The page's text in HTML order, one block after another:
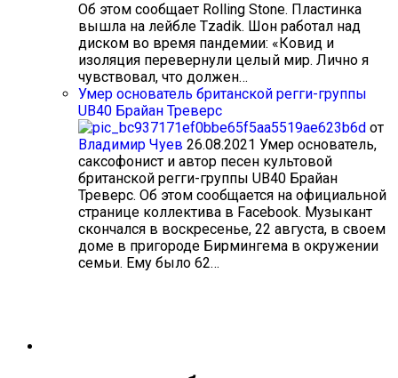
Об этом сообщает Rolling Stone. Пластинка
вышла на лейбле Tzadik. Шон работал над
диском во время пандемии: «Ковид и
изоляция перевернули целый мир. Лично я
чувствовал, что должен…
Умер основатель британской регги-группы
UB40 Брайан Треверс
от
Владимир Чуев 26.08.2021 Умер основатель,
саксофонист и автор песен культовой
британской регги-группы UB40 Брайан
Треверс. Об этом сообщается на официальной
странице коллектива в Facebook. Музыкант
скончался в воскресенье, 22 августа, в своем
доме в пригороде Бирмингема в окружении
семьи. Ему было 62…